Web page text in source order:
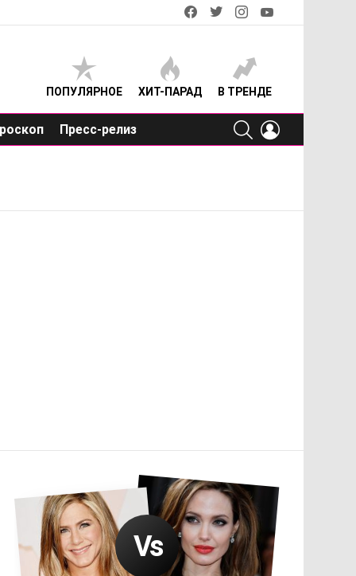
facebooktwitterinstagram
ПОПУЛЯРНОЕ ХИТ-ПАРАД В ТРЕНДЕ
Пресс-релиз
SEARCH